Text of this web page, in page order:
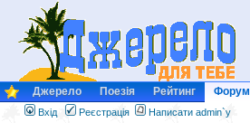
Джерело Поезія Рейтинг Форум
Вхід Реєстрація Написати admin`у